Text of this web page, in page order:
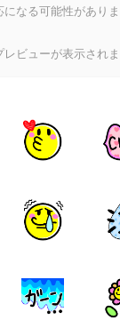
なる可能性があり
ビューが表示されま